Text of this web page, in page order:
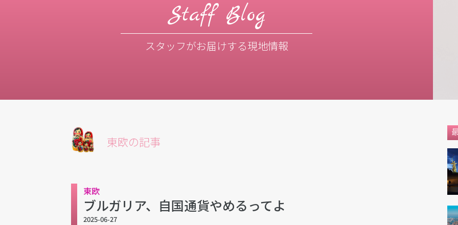
Staff Blog
スタッフがお届けする現地情報
東欧の記事
東欧
ブルガリア、自国通貨やめるってよ
2025-06-27